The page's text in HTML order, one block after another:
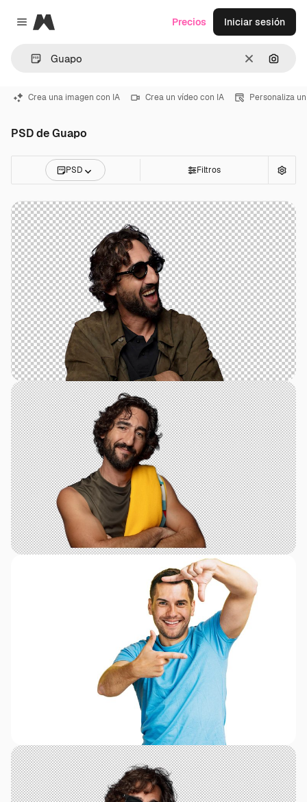
Close menu
Magnific
Borrar
Precios Iniciar sesión
Crea una imagen con IA Crea un vídeo con IA Personaliza
PSD de Guapo
PSD Filtros